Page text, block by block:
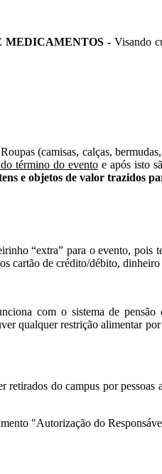
MEDICAMENTOS- Visando
(camisas, calças,
término do eventoe após isto
e objetos de valor trazidos
“extra” para o evento,
cartão de crédito/débito,
com o sistema de
qualquer restrição alimentar
retirados do campus por
"Autorização do